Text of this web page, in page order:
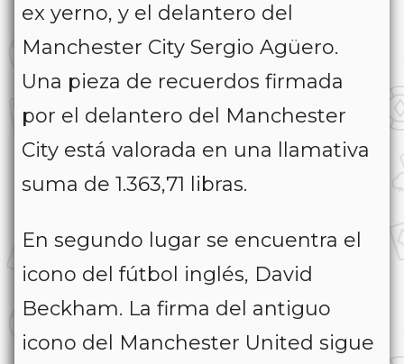
ex yerno, y el delantero del
Manchester City Sergio Agüero.
Una pieza de recuerdos firmada
por el delantero del Manchester
City está valorada en una llamativa
suma de 1.363,71 libras.
En segundo lugar se encuentra el
icono del fútbol inglés, David
Beckham. La firma del antiguo
icono del Manchester United sigue